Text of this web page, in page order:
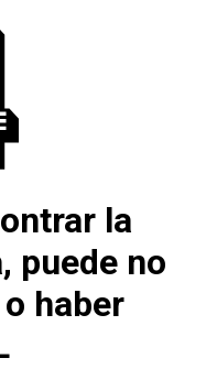
la
puede no
haber